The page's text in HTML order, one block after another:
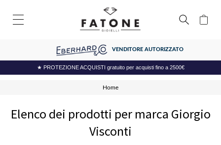
VENDITORE AUTORIZZATO
★ PROTEZIONE ACQUISTI gratuito per acquisti fino a 2500€
Home
Elenco dei prodotti per marca Giorgio
Visconti